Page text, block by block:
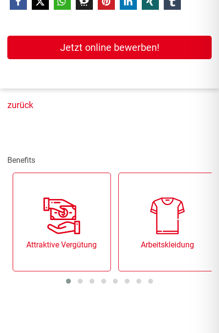
Jetzt online bewerben!
zurück
Benefits
Attraktive Vergütung Arbeitskleidung